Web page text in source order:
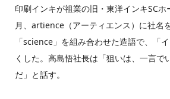
印刷インキが祖業の旧・東洋インキSCホ
月、artience（アーティエンス）に社名
「science」を組み合わせた造語で、「
くした。高島悟社長は「狙いは、一言で
だ」と話す。